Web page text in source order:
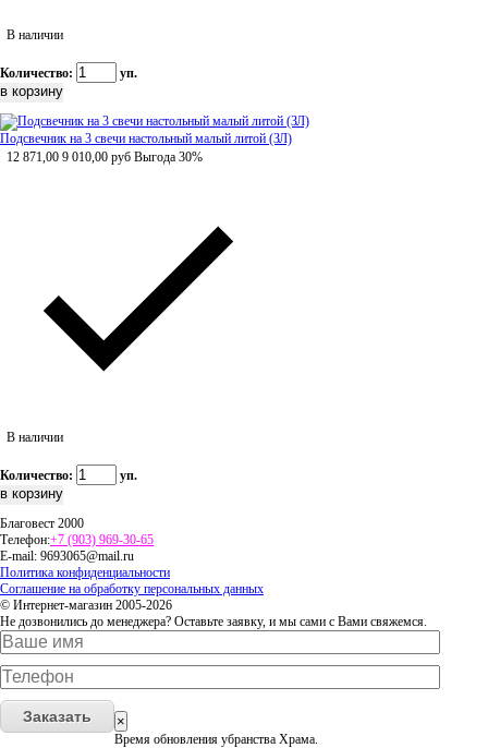
В наличии
Количество: уп.
Подсвечник на 3 свечи настольный малый литой (ЗЛ)
12 871,00 9 010,00 руб Выгода 30%
В наличии
Количество: уп.
Благовест 2000
Телефон:+7 (903) 969-30-65
E-mail: 9693065@mail.ru
Политика конфиденциальности
Соглашение на обработку персональных данных
© Интернет-магазин 2005-2026
Не дозвонились до менеджера? Оставьте заявку, и мы сами с Вами свяжемся.
Заказать ×
Время обновления убранства Храма.